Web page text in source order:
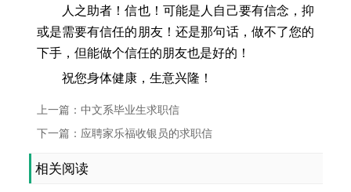
人之助者！信也！可能是人自己要有信念，抑
或是需要有信任的朋友！还是那句话，做不了您的
下手，但能做个信任的朋友也是好的！
祝您身体健康，生意兴隆！
上一篇：中文系毕业生求职信
下一篇：应聘家乐福收银员的求职信
相关阅读